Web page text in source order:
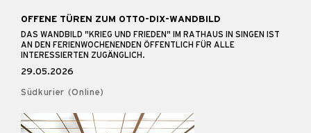
OFFENE TÜREN ZUM OTTO-DIX-WANDBILD
DAS WANDBILD "KRIEG UND FRIEDEN" IM RATHAUS IN SINGEN IST
AN DEN FERIENWOCHENENDEN ÖFFENTLICH FÜR ALLE
INTERESSIERTEN ZUGÄNGLICH.
29.05.2026
Südkurier (Online)